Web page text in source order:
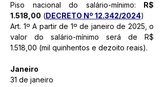
Piso nacional do salário-mínimo: R$
1.518,00 (DECRETO Nº 12.342/2024)
Art. 1º A partir de 1º de janeiro de 2025, o
valor do salário-mínimo será de R$
1.518,00 (mil quinhentos e dezoito reais).
Janeiro
31 de janeiro